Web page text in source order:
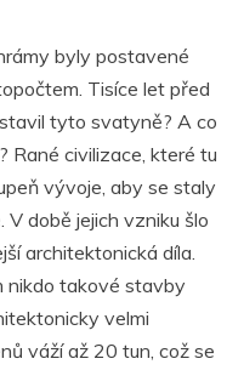
byly postavené
Tisíce let před
tyto svatyně? A co
Rané civilizace, které tu
vývoje, aby se staly
době jejich vzniku šlo
architektonická díla.
nikdo takové stavby
velmi
váží až 20 tun, což se